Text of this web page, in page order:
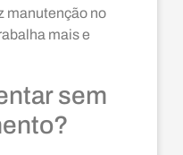
manutenção no
mais e
sem